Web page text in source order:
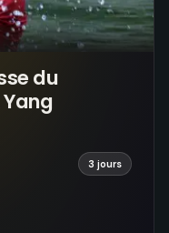
du
3 jours